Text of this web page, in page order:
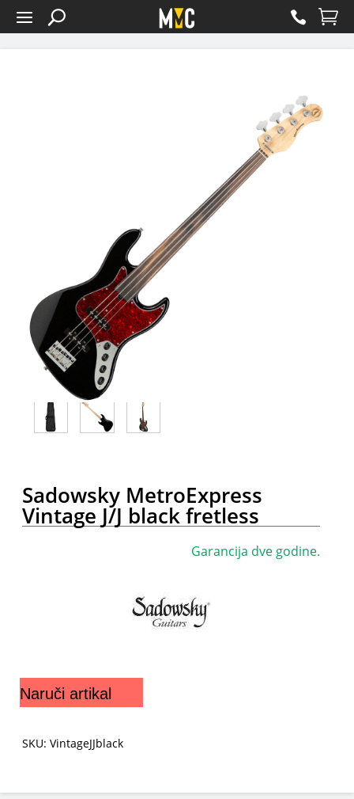
Sadowsky MetroExpress
Vintage J/J black fretless
Garancija dve godine.
Naruči artikal
SKU: VintageJJblack